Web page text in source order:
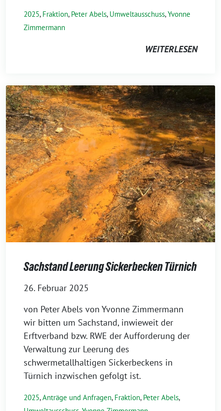
2025, Fraktion, Peter Abels, Umweltausschuss,Yvonne
Zimmermann
WEITERLESEN
Sachstand Leerung Sickerbecken Türnich
26. Februar 2025
von Peter Abels von Yvonne Zimmermann
wir bitten um Sachstand, inwieweit der
Erftverband bzw. RWE der Aufforderung der
Verwaltung zur Leerung des
schwermetallhaltigen Sickerbeckens in
Türnich inzwischen gefolgt ist.
2025,Anträge und Anfragen, Fraktion, Peter Abels,